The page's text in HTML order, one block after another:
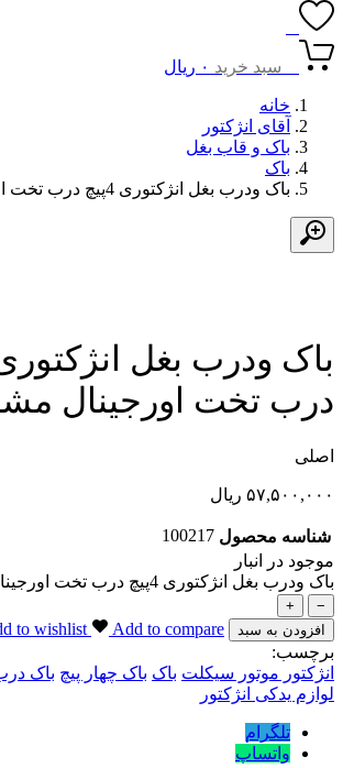
سبد خرید ۰ ریال
خانه
آقای انژکتور
باک و قاب بغل
باک
باک ودرب بغل انژکتوری 4پیچ درب تخت اورجینال مشکی
درب تخت اورجینال
اصلی
۵۷,۵۰۰,۰۰۰ ریال
شناسه محصول 100217
موجود در انبار
باک ودرب بغل انژکتوری 4پیچ درب تخت اورجینال مشکی عدد
−
+
افزودن به سبد
to wishlist
Add to compare
برچسب:
انژکتور موتور سیکلت باک باک چهار پیچ باک
لوازم یدکی انژکتور
تلگرام
واتساپ